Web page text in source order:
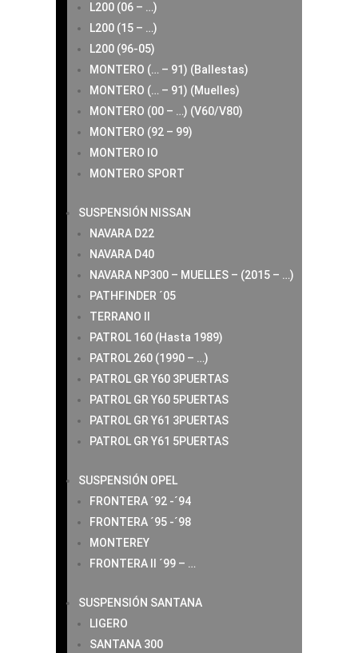
L200 (06 – …)
L200 (15 – …)
L200 (96-05)
MONTERO (… – 91) (Ballestas)
MONTERO (… – 91) (Muelles)
MONTERO (00 – …) (V60/V80)
MONTERO (92 – 99)
MONTERO IO
MONTERO SPORT
SUSPENSIÓN NISSAN
NAVARA D22
NAVARA D40
NAVARA NP300 – MUELLES – (2015 – …)
PATHFINDER ´05
TERRANO II
PATROL 160 (Hasta 1989)
PATROL 260 (1990 – …)
PATROL GR Y60 3PUERTAS
PATROL GR Y60 5PUERTAS
PATROL GR Y61 3PUERTAS
PATROL GR Y61 5PUERTAS
SUSPENSIÓN OPEL
FRONTERA ´92 -´94
FRONTERA ´95 -´98
MONTEREY
FRONTERA II ´99 – …
SUSPENSIÓN SANTANA
LIGERO
SANTANA 300